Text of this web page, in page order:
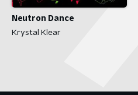
Neutron Dance
Krystal Klear